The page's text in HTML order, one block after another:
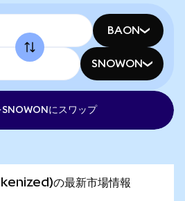
BAON
SNOWON
にスワップ
の最新市場情報